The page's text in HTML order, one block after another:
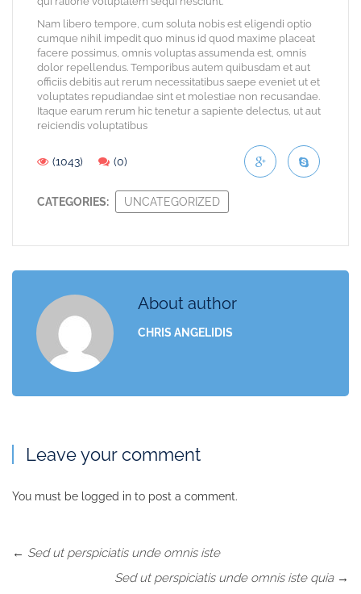
Nam libero tempore, cum soluta nobis est eligendi optio
cumque nihil impedit quo minus id quod maxime placeat
facere possimus, omnis voluptas assumenda est, omnis
dolor repellendus. Temporibus autem quibusdam et aut
officiis debitis aut rerum necessitatibus saepe eveniet ut et
voluptates repudiandae sint et molestiae non recusandae.
Itaque earum rerum hic tenetur a sapiente delectus, ut aut
reiciendis voluptatibus
(1043) (0)
CATEGORIES: UNCATEGORIZED
About author
CHRIS ANGELIDIS
Leave your comment
You must be logged in to post a comment.
← Sed ut perspiciatis unde omnis iste
Sed ut perspiciatis unde omnis iste quia →